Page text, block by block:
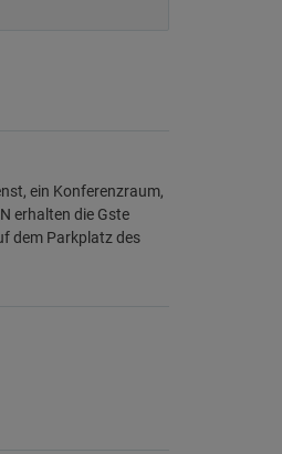
ein Konferenzraum,
erhalten die Gste
dem Parkplatz des